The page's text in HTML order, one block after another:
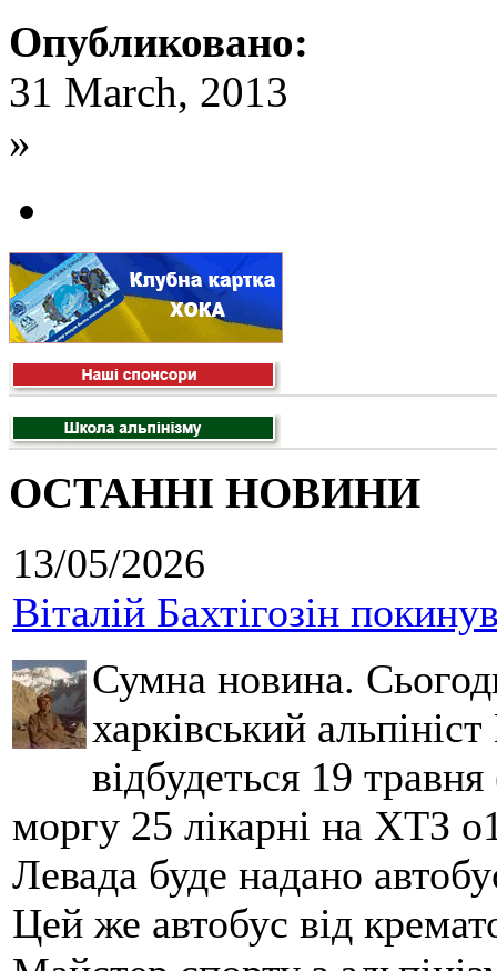
Опубликовано:
31 March, 2013
»
ОСТАННІ НОВИНИ
13/05/2026
Віталій Бахтігозін
Сумна новина.
харківський
відбудеться 19
моргу 25 лікарні на ХТЗ
Левада буде надано
Цей же автобус від